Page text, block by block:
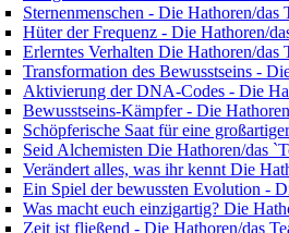
Sternenmenschen - Die Hathoren/das
Hüter der Frequenz - Die Hathoren/
Erlerntes Verhalten Die Hathoren/das
Transformation des Bewusstseins -
Aktivierung der DNA-Codes - Die
Bewusstseins-Kämpfer - Die
Schöpferische Saat für eine
Seid Alchemisten Die Hathoren/das
Verändert alles, was ihr kennt Die
Ein Spiel der bewussten Evolution -
Was macht euch einzigartig? Die
Zeit ist fließend - Die Hathoren/das